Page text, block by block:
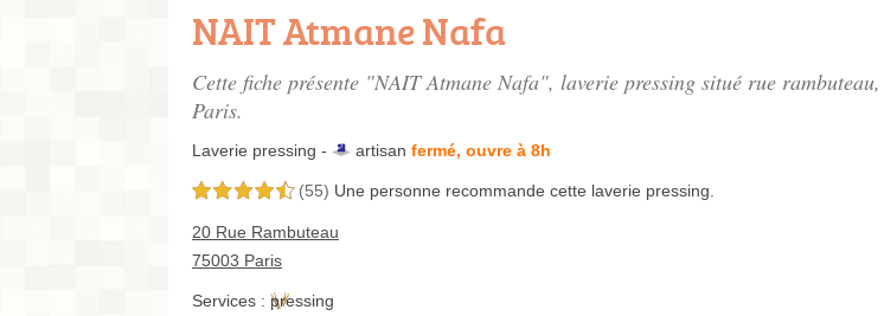
NAIT Atmane Nafa
Cette fiche présente "NAIT Atmane Nafa", laverie pressing situé rue rambuteau
Paris.
Laverie pressing - artisan fermé, ouvre à 8h
4,5 étoiles sur 5 (55) Une personne recommande cette laverie pressing.
20 Rue Rambuteau
75003 Paris
Services : pressing